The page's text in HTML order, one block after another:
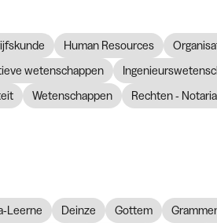
Human Resources
wetenschappen
Wetenschappen Rechten -
Leerne Deinze Gottem